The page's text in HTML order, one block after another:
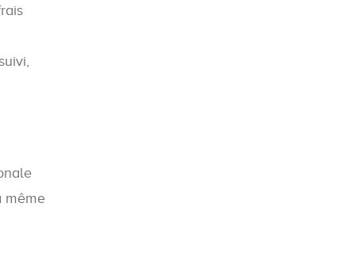
même